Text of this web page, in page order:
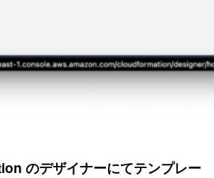
のデザイナーにてテンプレー